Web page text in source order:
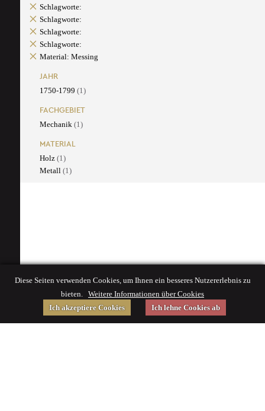
Schlagworte:
Schlagworte:
Schlagworte:
Schlagworte:
Material: Messing
JAHR
1750-1799 (1)
FACHGEBIET
Mechanik (1)
MATERIAL
Holz (1)
Metall (1)
Diese Seiten verwenden Cookies, um Ihnen ein besseres Nutzererlebnis zu
bieten. Weitere Informationen über Cookies
Ich akzeptiere Cookies
Ich lehne Cookies ab